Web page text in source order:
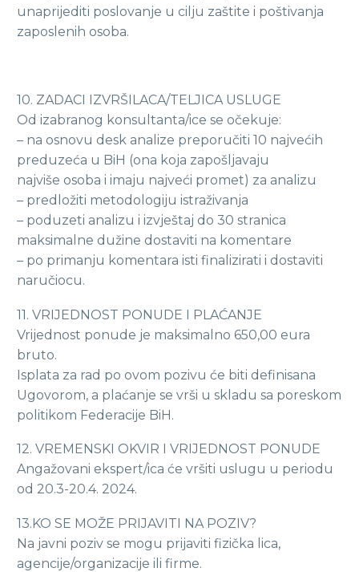
unaprijediti poslovanje u cilju zaštite i poštivanja
zaposlenih osoba.
10. ZADACI IZVRŠILACA/TELJICA USLUGE
Od izabranog konsultanta/ice se očekuje:
– na osnovu desk analize preporučiti 10 najvećih
preduzeća u BiH (ona koja zapošljavaju
najviše osoba i imaju najveći promet) za analizu
– predložiti metodologiju istraživanja
– poduzeti analizu i izvještaj do 30 stranica
maksimalne dužine dostaviti na komentare
– po primanju komentara isti finalizirati i dostaviti
naručiocu.
11. VRIJEDNOST PONUDE I PLAĆANJE
Vrijednost ponude je maksimalno 650,00 eura
bruto.
Isplata za rad po ovom pozivu će biti definisana
Ugovorom, a plaćanje se vrši u skladu sa poreskom
politikom Federacije BiH.
12. VREMENSKI OKVIR I VRIJEDNOST PONUDE
Angažovani ekspert/ica će vršiti uslugu u periodu
od 20.3-20.4. 2024.
13.KO SE MOŽE PRIJAVITI NA POZIV?
Na javni poziv se mogu prijaviti fizička lica,
agencije/organizacije ili firme.